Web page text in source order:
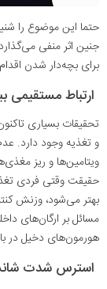
حتما این موضوع را
جنین اثر منفی
برای بچه‌دار شدن
ارتباط مستقیمی
تحقیقات بسیاری
و تغذیه وجود دارد.
ویتامین‌ها و ریز
حقیقت وقتی فردی
بهتر می‌شود، وزنش
مسائل بر ارگان‌های
هورمون‌های دخیل در
استرس شدت